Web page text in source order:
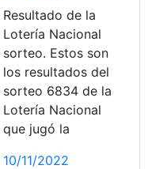
Resultado de la
Lotería Nacional
sorteo. Estos son
los resultados del
sorteo 6834 de la
Lotería Nacional
que jugó la
10/11/2022